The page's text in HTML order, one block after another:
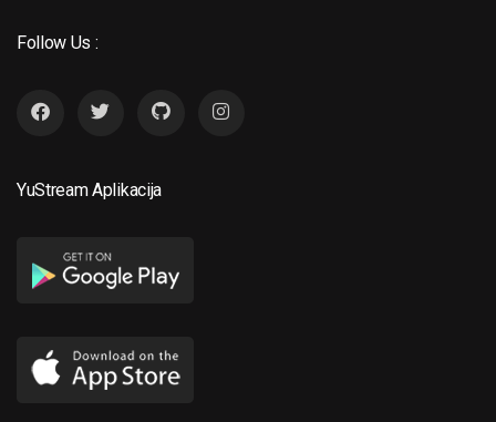
Follow Us :
YuStream Aplikacija